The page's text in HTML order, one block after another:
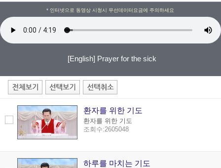
* 인터넷으로 동영상 시청시 무선데이터요금에 주의하세요
[English] Prayer for the sick
환자를 위한 기도
환자를 위한 기도
조회수:2605048
하루를 마치는 기도